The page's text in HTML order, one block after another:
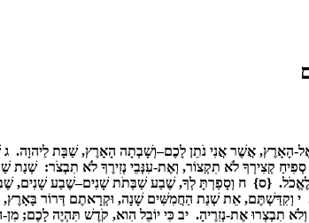
הָאָרֶץ, אֲשֶׁר אֲנִי נֹתֵן לָכֶם–וְשָׁבְתָה הָאָרֶץ, שַׁבָּת
קְצִירְךָ לֹא תִקְצוֹר, וְאֶת-עִנְּבֵי נְזִירֶךָ לֹא תִבְצֹר: שְׁנַת
{ס} ח וְסָפַרְתָּ לְךָ, שֶׁבַע שַׁבְּתֹת שָׁנִים–שֶׁבַע שָׁנִים,
וְקִדַּשְׁתֶּם, אֵת שְׁנַת הַחֲמִשִּׁים שָׁנָה, וּקְרָאתֶם דְּרוֹר בָּאָרֶץ,
תִבְצְרוּ אֶת-נְזִרֶיהָ. יב כִּי יוֹבֵל הִוא, קֹדֶשׁ תִּהְיֶה לָכֶם;